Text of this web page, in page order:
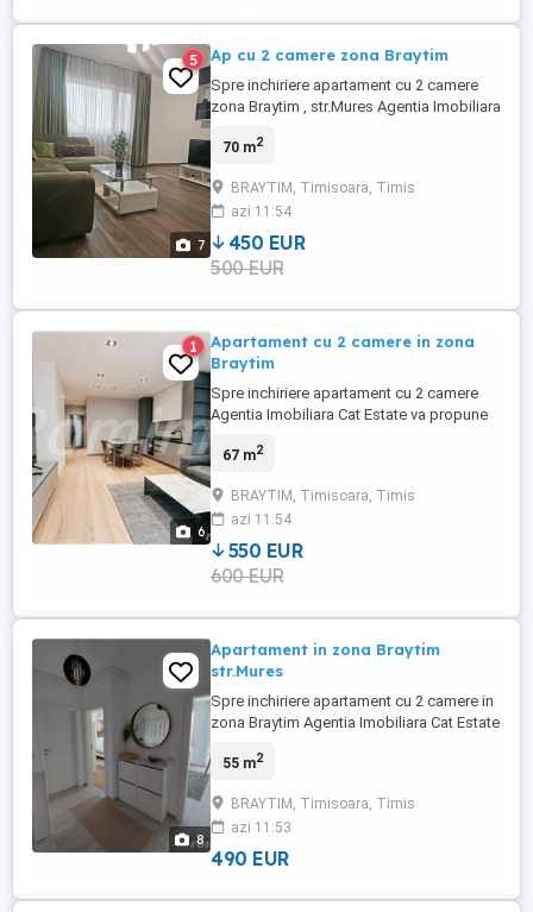
7
5 Ap cu 2 camere zona Braytim
Spre inchiriere apartament cu 2 camere
zona Braytim , str.Mures Agentia Imobiliara
apartament cu 2 camere, complet mobilat
lift. Este compus din: -living open space
cu bucataria, -dormitor, -baie -balcon -loc
de parcare Pentru ...
70 m2
BRAYTIM, Timisoara, Timis
azi 11:54
450 EUR
500 EUR
6
1
Apartament cu 2 camere in zona
Braytim
Spre inchiriere apartament cu 2 camere
Agentia Imobiliara Cat Estate va propune
complet mobilat si utilat, amenajat
bucatarie open space -1 dormitor, -1 baie.
Pentru alte detalii nu ezitati sa ma
contactati. Pretul este de: ...
67 m2
BRAYTIM, Timisoara, Timis
azi 11:54
550 EUR
600 EUR
8
Apartament in zona Braytim
str.Mures
Spre inchiriere apartament cu 2 camere in
zona Braytim Agentia Imobiliara Cat Estate
cu 2 camere, complet mobilat si utilat,
open space cu bucataria, -dormitor, -baie -
terasa -loc de parcare Pentru alte detalii nu
ezitati ...
55 m2
BRAYTIM, Timisoara, Timis
azi 11:53
490 EUR